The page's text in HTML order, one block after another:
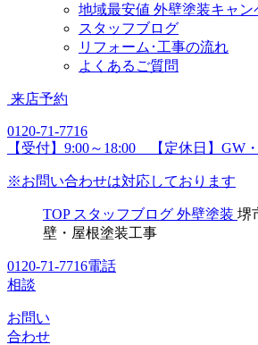
地域最安値 外壁塗装キャン
スタッフブログ
リフォーム･工事の流れ
よくあるご質問
来店予約
0120-71-7716
【受付】9:00～18:00 【定休日】GW
※お問い合わせは対応しております
TOP スタッフブログ 外壁塗装 堺
壁・屋根塗装工事
0120-71-7716電話
相談
お問い
合わせ